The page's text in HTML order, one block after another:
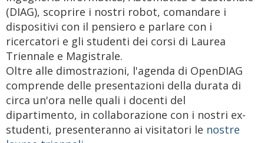
(DIAG), scoprire i nostri robot, comandare i
dispositivi con il pensiero e parlare con i
ricercatori e gli studenti dei corsi di Laurea
Triennale e Magistrale.
Oltre alle dimostrazioni, l'agenda di OpenDIAG
comprende delle presentazioni della durata di
circa un'ora nelle quali i docenti del
dipartimento, in collaborazione con i nostri ex-
studenti, presenteranno ai visitatori le nostre